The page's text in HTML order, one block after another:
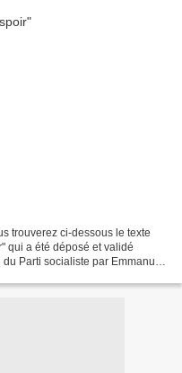
trouverez ci-dessous le texte
qui a été déposé et validé
Parti socialiste par Emmanuel